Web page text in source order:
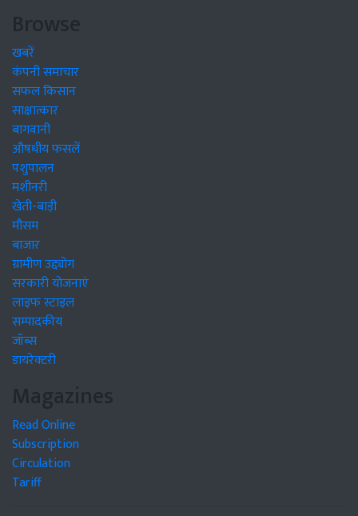
Browse
खबरें
कंपनी समाचार
सफल किसान
साक्षात्कार
बागवानी
औषधीय फसलें
पशुपालन
मशीनरी
खेती-बाड़ी
मौसम
बाजार
ग्रामीण उद्द्योग
सरकारी योजनाएं
लाइफ स्टाइल
सम्पादकीय
जॉब्स
डायरेक्टरी
Magazines
Read Online
Subscription
Circulation
Tariff